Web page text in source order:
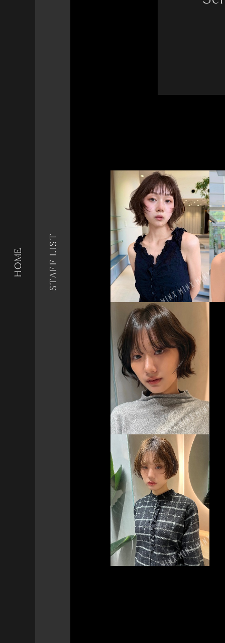
HOME STAFF LIST